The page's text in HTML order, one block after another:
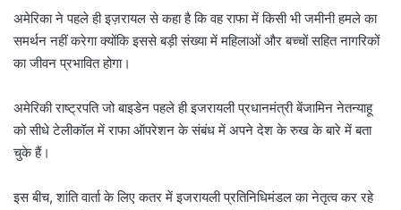
अमेरिका ने पहले ही इज़रायल से कहा है कि वह राफा में किसी भी जमीनी हमले का
समर्थन नहीं करेगा क्योंकि इससे बड़ी संख्या में महिलाओं और बच्चों सहित नागरिकों
का जीवन प्रभावित होगा।
अमेरिकी राष्ट्रपति जो बाइडेन पहले ही इजरायली प्रधानमंत्री बेंजामिन नेतन्याहू
को सीधे टेलीकॉल में राफा ऑपरेशन के संबंध में अपने देश के रुख के बारे में बता
चुके हैं।
इस बीच, शांति वार्ता के लिए कतर में इजरायली प्रतिनिधिमंडल का नेतृत्व कर रहे